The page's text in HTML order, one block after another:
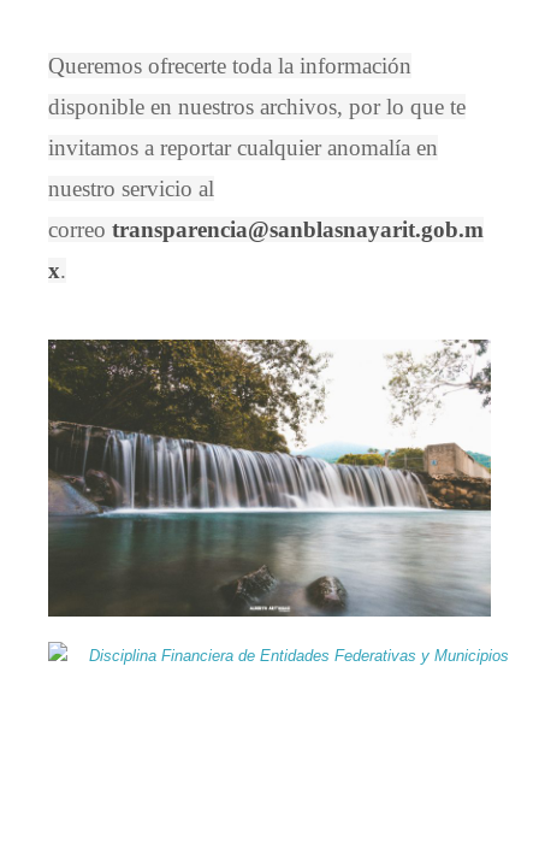
Queremos ofrecerte toda la información
disponible en nuestros archivos, por lo que te
invitamos a reportar cualquier anomalía en
nuestro servicio al
correo transparencia@sanblasnayarit.gob.m
x.